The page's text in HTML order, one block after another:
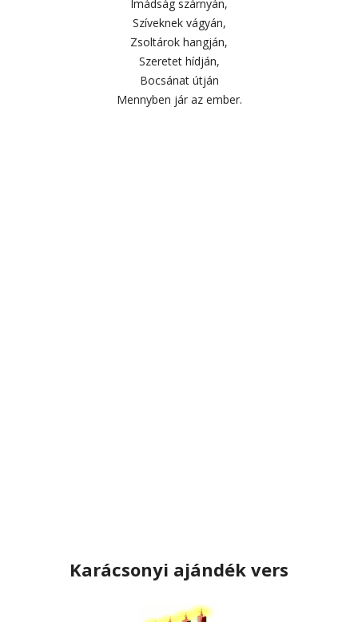
Imádság szárnyán,
Szíveknek vágyán,
Zsoltárok hangján,
Szeretet hídján,
Bocsánat útján
Mennyben jár az ember.
Karácsonyi ajándék vers